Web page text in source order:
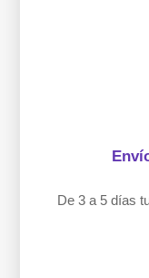
De 3 a 5 días